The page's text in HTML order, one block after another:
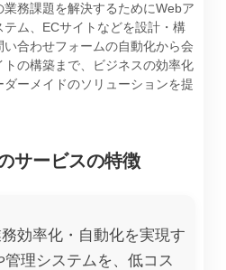
務課題を解決するためにWebア
ム、ECサイトなどを設計・構
合わせフォームの自動化から会
の構築まで、ビジネスの効率化
ーメイドのソリューションを提
サービスの特徴
効率化・自動化を実現す
管理システムを、低コス